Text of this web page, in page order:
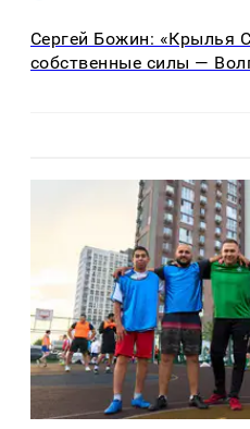
Сергей Божин: «Крылья
собственные силы —